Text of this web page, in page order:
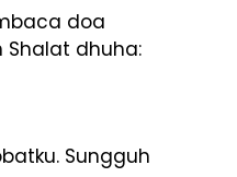
doa
Shalat dhuha:
Sungguh